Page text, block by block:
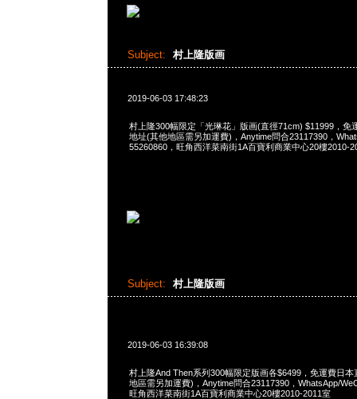
Subject: 村上隆版画
2019-06-03 17:48:23
村上隆300幅限定「光琳花」版画(直徑71cm) $11999，免
地址(其他地區需另加運費)，Anytime問合23117390，
55260860，旺角西洋菜南街1A百寶利商業中心20樓2010-
Subject: 村上隆版画
2019-06-03 16:39:08
村上隆And Then系列300幅限定版画各$6499，免運費日
地區需另加運費)，Anytime問合23117390，WhatsApp/
旺角西洋菜南街1A百寶利商業中心20樓2010-2011室